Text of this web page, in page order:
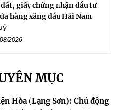
giấy chứng nhận đầu tư
hàng xăng dầu Hải Nam
2026
MỤC
Hòa (Lạng Sơn): Chủ động